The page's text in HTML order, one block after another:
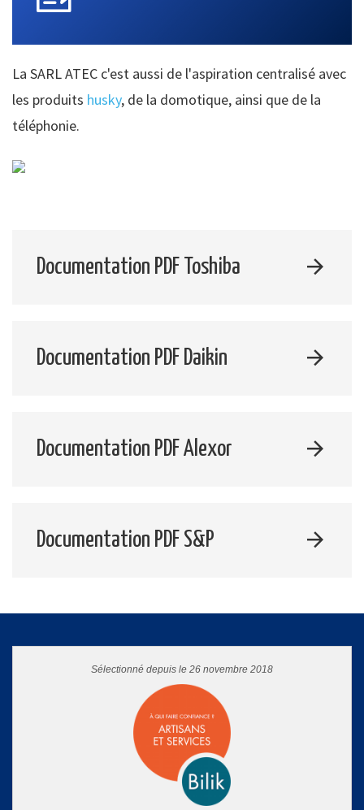
La SARL ATEC c'est aussi de l'aspiration centralisé avec
les produits husky, de la domotique, ainsi que de la
téléphonie.
Documentation PDF Toshiba
Documentation PDF Daikin
Documentation PDF Alexor
Documentation PDF S&P
Sélectionné depuis le 26 novembre 2018